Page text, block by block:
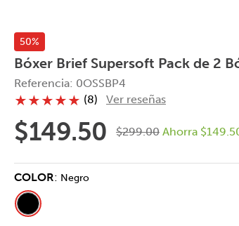
50%
Bóxer Brief Supersoft Pack de 2
Referencia: 0OSSBP4
★★★★★ (8) Ver reseñas
$149.50 $299.00 Ahorra $149.
COLOR: Negro